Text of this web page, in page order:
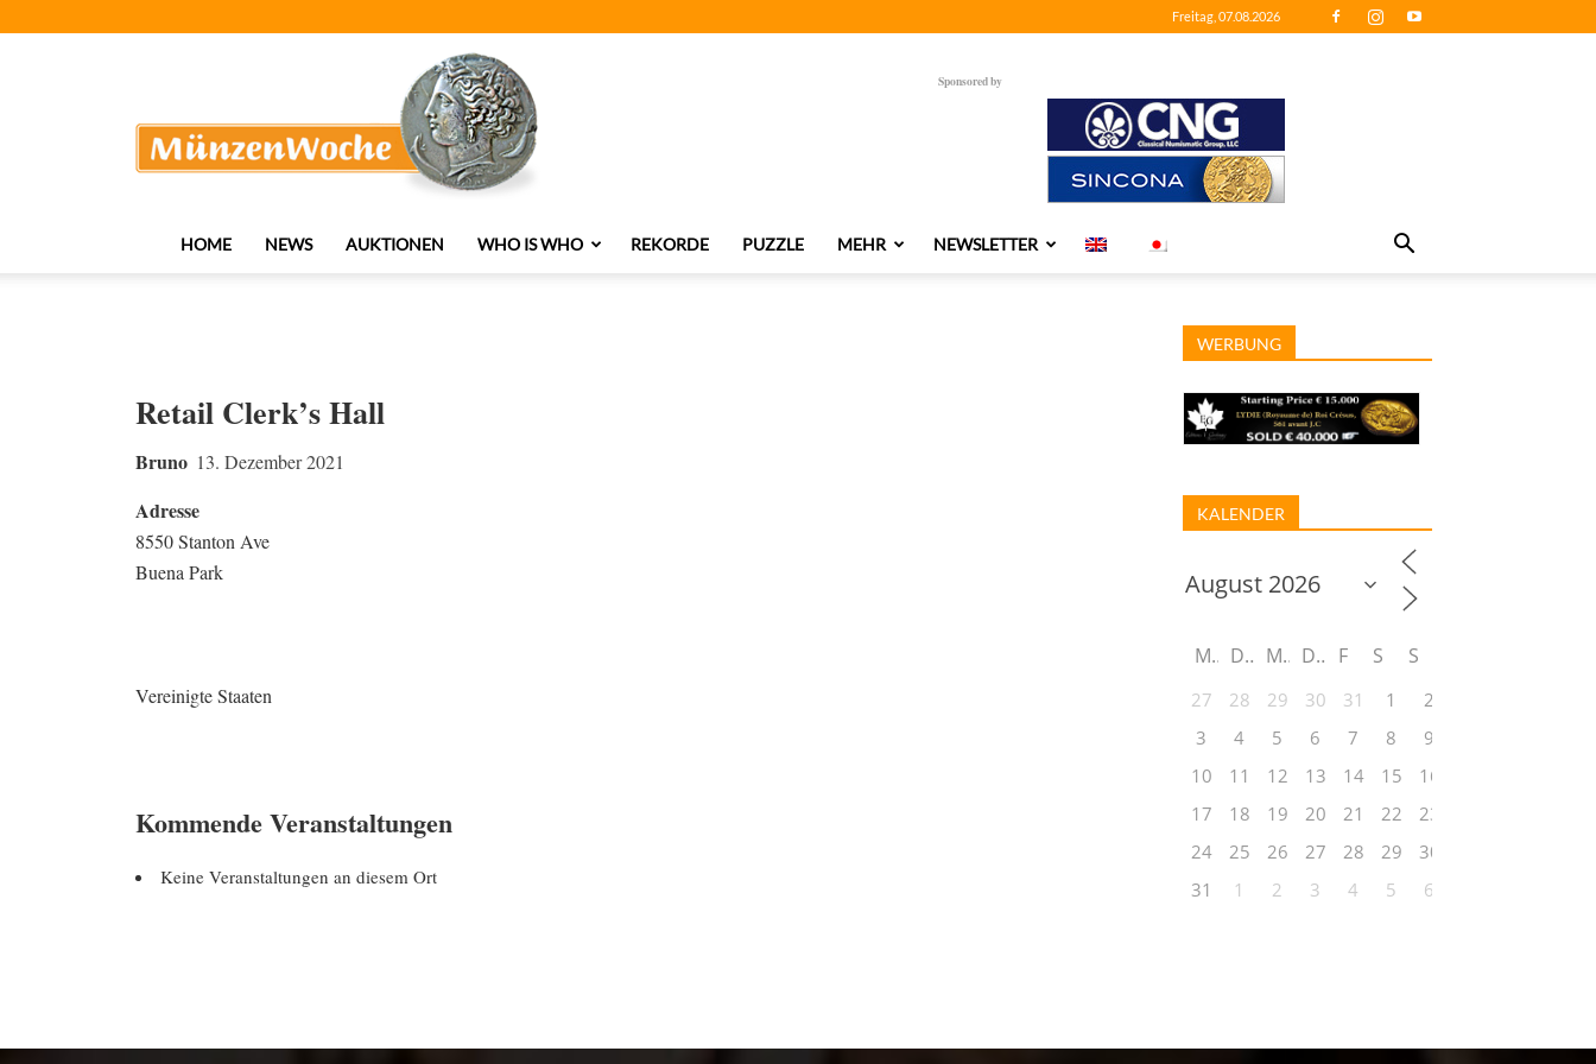
Freitag, 07.08.2026
Sponsored by
HOME NEWS AUKTIONEN WHO IS WHO REKORDE PUZZLE MEHR NEWSLETTER
Retail Clerk’s Hall
Bruno 13. Dezember 2021
Adresse
8550 Stanton Ave
Buena Park
Vereinigte Staaten
Kommende Veranstaltungen
Keine Veranstaltungen an diesem Ort
WERBUNG
KALENDER
M D M D F S S
27 28 29 30 31 1
2
3
4 5 6 7 8
9
10
11 12 13 14 15
16
17
18 19 20 21 22
23
24
25 26 27 28 29
30
31
1 2 3 4 5 6